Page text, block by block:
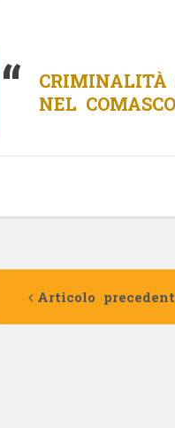
CRIMINALITÀ
NEL COMASCO
articolo
Articolo